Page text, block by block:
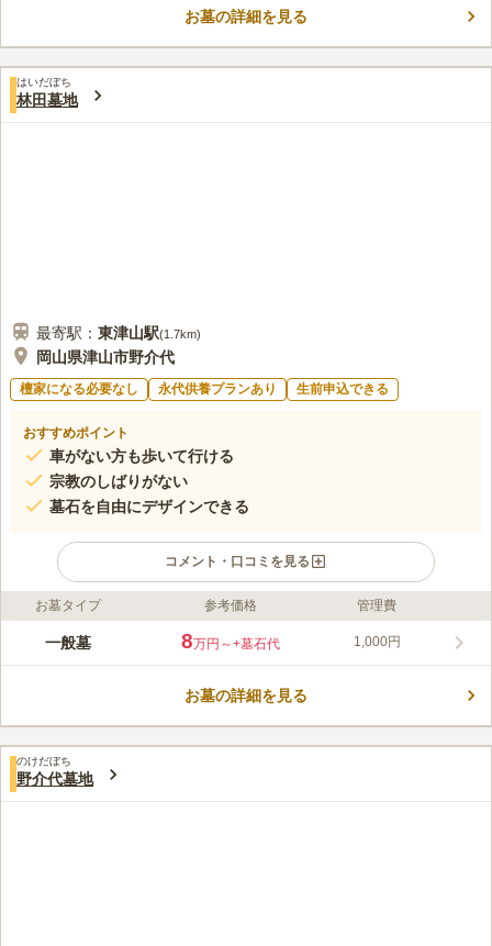
材店がありません。 ご家族で納得のいく墓石を考えることがで
口コミ評価
この霊園はまだ誰からも評価されていません。
お墓の詳細を見る
はいだぼち
林田墓地
最寄駅： 東津山駅(1.7km)
岡山県津山市野介代
檀家になる必要なし 永代供養プランあり 生前申込できる
おすすめポイント
車がない方も歩いて行ける
宗教のしばりがない
墓石を自由にデザインできる
コメント・口コミを見る
ライフドット編集部のコメント
岡山県津山市野介代にある、民間霊園です。 閑静な場所に佇ん
教帰属の必要がない分、決まったお寺への入檀義務もなく、お布
口コミ評価
この霊園はまだ誰からも評価されていません。
お墓タイプ 参考価格 管理費
一般墓 8万円～+墓石代 1,000円
お墓の詳細を見る
のけだぼち
野介代墓地